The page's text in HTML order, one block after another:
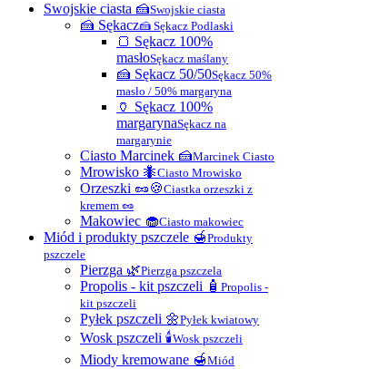
Swojskie ciasta 🍰Swojskie ciasta
🍰 Sękacz🍰 Sękacz Podlaski
🍞 Sękacz 100%
masłoSękacz maślany
🍰 Sękacz 50/50Sękacz 50%
masło / 50% margaryna
🏺 Sękacz 100%
margarynaSękacz na
margarynie
Ciasto Marcinek 🍰Marcinek Ciasto
Mrowisko 🐜Ciasto Mrowisko
Orzeszki 🥜🍪Ciastka orzeszki z
kremem 🥜
Makowiec 🧁Ciasto makowiec
Miód i produkty pszczele 🍯Produkty
pszczele
Pierzga 🌿Pierzga pszczela
Propolis - kit pszczeli 🧴 Propolis -
kit pszczeli
Pyłek pszczeli 🌼Pyłek kwiatowy
Wosk pszczeli 🕯Wosk pszczeli
Miody kremowane 🍯Miód